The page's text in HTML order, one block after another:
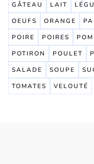
GÂTEAU
LAIT
OEUFS
ORANGE
POIRE
POIRES
POTIRON
POULET
SALADE
SOUPE
TOMATES
VELOUTÉ